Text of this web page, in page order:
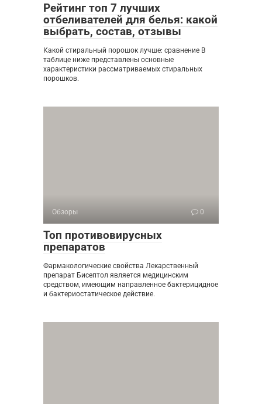
Рейтинг топ 7 лучших
отбеливателей для белья: какой
выбрать, состав, отзывы
Какой стиральный порошок лучше: сравнение В
таблице ниже представлены основные
характеристики рассматриваемых стиральных
порошков.
Обзоры 0
Топ противовирусных
препаратов
Фармакологические свойства Лекарственный
препарат Бисептол является медицинским
средством, имеющим направленное бактерицидное
и бактериостатическое действие.